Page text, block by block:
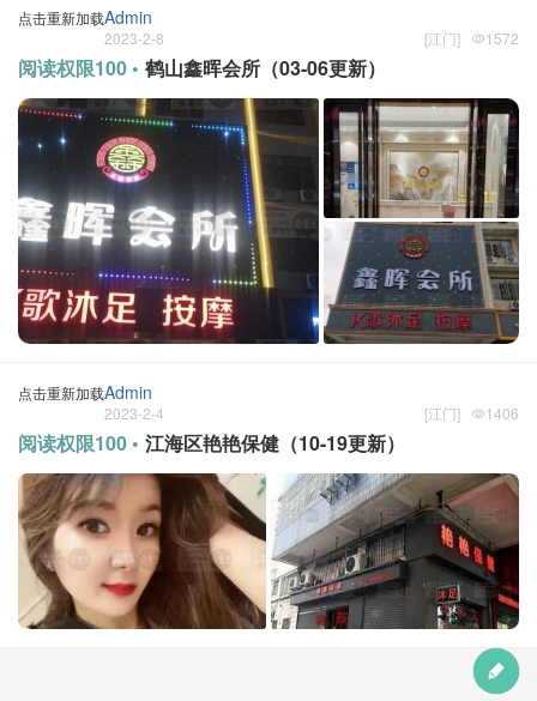
点击重新加载Admin
2023-2-8 1572
[江门]
阅读权限100 • 鹤山鑫晖会所（03-06更新）
点击重新加载Admin
2023-2-4 1406
[江门]
阅读权限100 • 江海区艳艳保健（10-19更新）